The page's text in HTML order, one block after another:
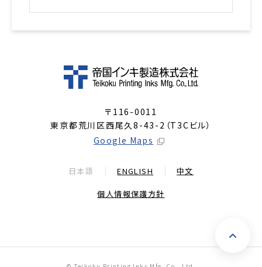
〒116-0011
東京都荒川区西尾久8-43-2（T3Cビル）
Google Maps
日本語 ENGLISH 中文
個人情報保護方針